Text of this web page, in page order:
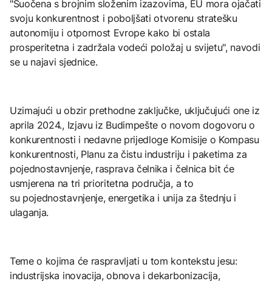
"Suočena s brojnim složenim izazovima, EU mora ojačati
svoju konkurentnost i poboljšati otvorenu stratešku
autonomiju i otpornost Evrope kako bi ostala
prosperitetna i zadržala vodeći položaj u svijetu", navodi
se u najavi sjednice.
Uzimajući u obzir prethodne zaključke, uključujući one iz
aprila 2024., Izjavu iz Budimpešte o novom dogovoru o
konkurentnosti i nedavne prijedloge Komisije o Kompasu
konkurentnosti, Planu za čistu industriju i paketima za
pojednostavnjenje, rasprava čelnika i čelnica bit će
usmjerena na tri prioritetna područja, a to
su pojednostavnjenje, energetika i unija za štednju i
ulaganja.
Teme o kojima će raspravljati u tom kontekstu jesu:
industrijska inovacija, obnova i dekarbonizacija,